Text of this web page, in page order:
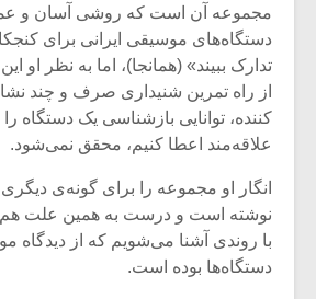
مجموعه آن است که روشی آسان و
دستگاه‌های موسیقی ایرانی برای
تدارک ببیند» (همانجا)، اما به نظر او
از راه تمرین شنیداری صرف و چند
کننده، توانایی بازشناسی یک دستگاه
علاقه‌مند اعطا کنیم، محقق نمی‌شود.
انگار او مجموعه را برای گونه‌ی
نوشته است و درست به همین علت
با روندی آشنا می‌شویم که از دیدگاه
دستگاه‌ها بوده است.